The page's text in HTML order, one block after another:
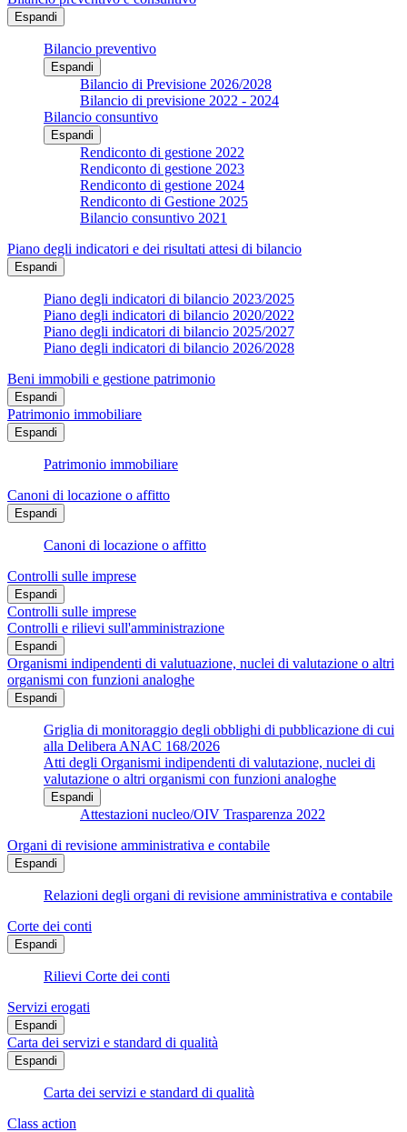
Espandi
Bilancio preventivo
Espandi
Bilancio di Previsione 2026/2028
Bilancio di previsione 2022 - 2024
Bilancio consuntivo
Espandi
Rendiconto di gestione 2022
Rendiconto di gestione 2023
Rendiconto di gestione 2024
Rendiconto di Gestione 2025
Bilancio consuntivo 2021
Piano degli indicatori e dei risultati attesi di bilancio
Espandi
Piano degli indicatori di bilancio 2023/2025
Piano degli indicatori di bilancio 2020/2022
Piano degli indicatori di bilancio 2025/2027
Piano degli indicatori di bilancio 2026/2028
Beni immobili e gestione patrimonio
Espandi
Patrimonio immobiliare
Espandi
Patrimonio immobiliare
Canoni di locazione o affitto
Espandi
Canoni di locazione o affitto
Controlli sulle imprese
Espandi
Controlli sulle imprese
Controlli e rilievi sull'amministrazione
Espandi
Organismi indipendenti di valutuazione, nuclei di valutazione o altri
organismi con funzioni analoghe
Espandi
Griglia di monitoraggio degli obblighi di pubblicazione di cui
alla Delibera ANAC 168/2026
Atti degli Organismi indipendenti di valutazione, nuclei di
valutazione o altri organismi con funzioni analoghe
Espandi
Attestazioni nucleo/OIV Trasparenza 2022
Organi di revisione amministrativa e contabile
Espandi
Relazioni degli organi di revisione amministrativa e contabile
Corte dei conti
Espandi
Rilievi Corte dei conti
Servizi erogati
Espandi
Carta dei servizi e standard di qualità
Espandi
Carta dei servizi e standard di qualità
Class action